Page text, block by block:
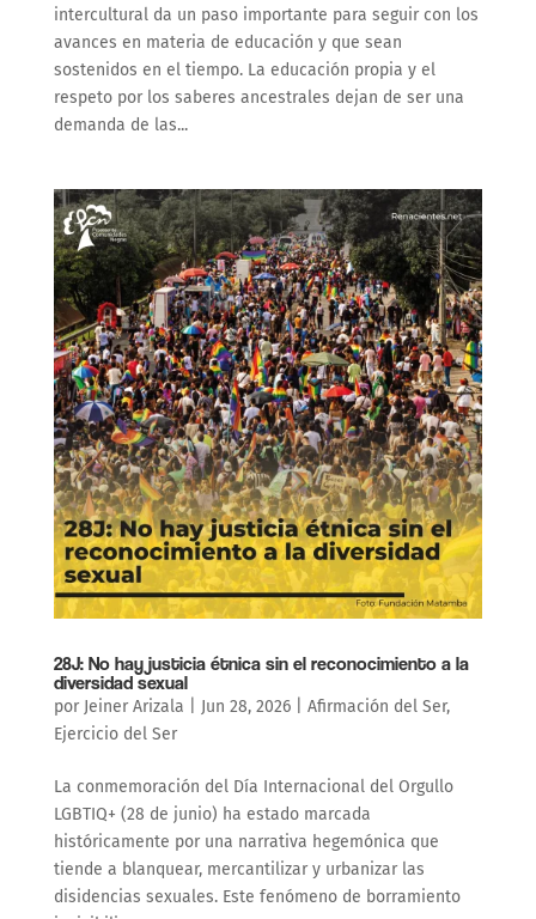
intercultural da un paso importante para seguir con los
avances en materia de educación y que sean
sostenidos en el tiempo. La educación propia y el
respeto por los saberes ancestrales dejan de ser una
demanda de las...
28J: No hay justicia étnica sin el reconocimiento a la
diversidad sexual
por Jeiner Arizala Jun 28, 2026| Afirmación del Ser,
Ejercicio del Ser
La conmemoración del Día Internacional del Orgullo
LGBTIQ+ (28 de junio) ha estado marcada
históricamente por una narrativa hegemónica que
tiende a blanquear, mercantilizar y urbanizar las
disidencias sexuales. Este fenómeno de borramiento